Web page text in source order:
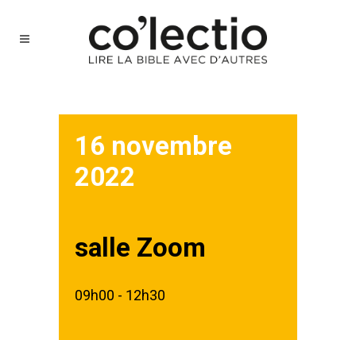
16 novembre
2022
salle Zoom
09h00 - 12h30